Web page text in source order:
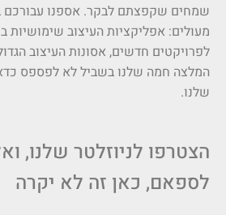
שמחים שקפצתם לבקר. אספנו עבורכם
מעולים: אפליקציות העיצוב שימושיות
לפרויקטים חדשים, אסונות העיצוב
המלצה חמה שלנו בשביל לא לפספס
שלנו.
הצטרפו לניוזלטר שלנו,
לספאם, כאן זה לא יקרה